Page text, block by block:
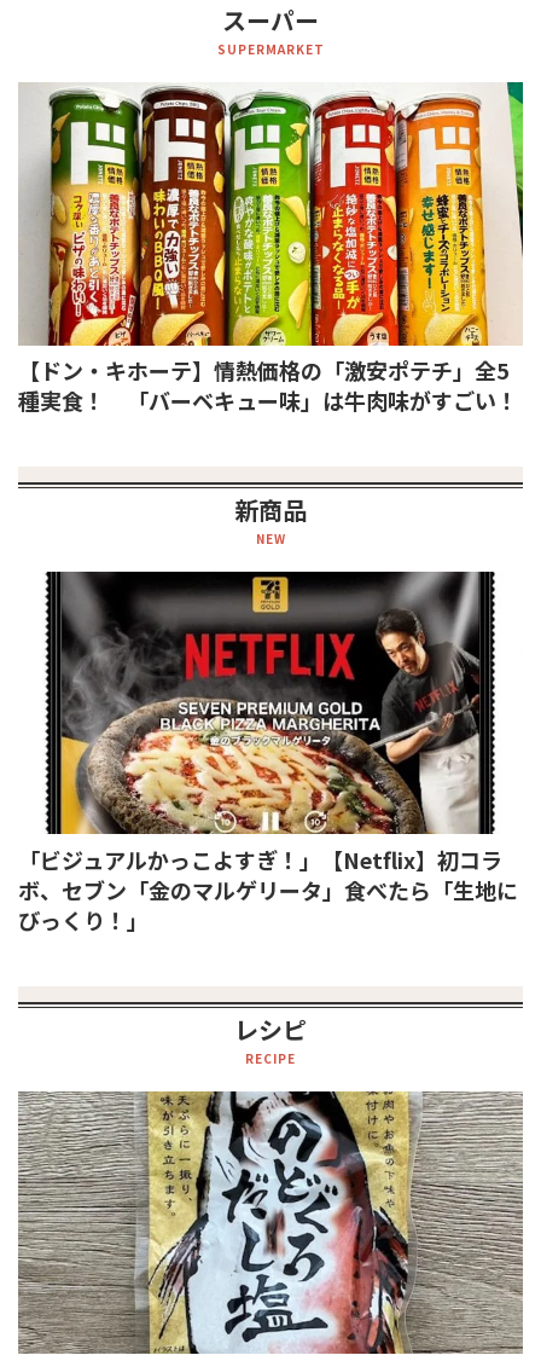
スーパー
SUPERMARKET
【ドン・キホーテ】情熱価格の「激安ポテチ」全5
種実食！ 「バーベキュー味」は牛肉味がすごい！
新商品
NEW
「ビジュアルかっこよすぎ！」【Netflix】初コラ
ボ、セブン「金のマルゲリータ」食べたら「生地に
びっくり！」
レシピ
RECIPE